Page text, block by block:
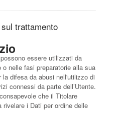
trattamento
essere utilizzati da
nelle fasi preparatorie alla sua
difesa da abusi nell'utilizzo di
connessi da parte dell’Utente.
che il Titolare
i Dati per ordine delle